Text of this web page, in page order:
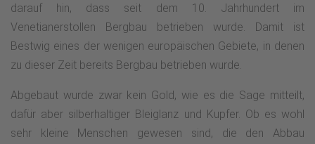
darauf hin, dass seit dem 10. Jahrhundert im
Venetianerstollen Bergbau betrieben wurde. Damit ist
Bestwig eines der wenigen europäischen Gebiete, in denen
zu dieser Zeit bereits Bergbau betrieben wurde.
Abgebaut wurde zwar kein Gold, wie es die Sage mitteilt,
dafür aber silberhaltiger Bleiglanz und Kupfer. Ob es wohl
sehr kleine Menschen gewesen sind, die den Abbau